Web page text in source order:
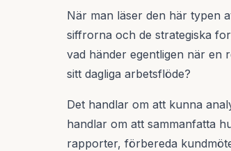
När man läser den här typen
siffrorna och de strategiska
vad händer egentligen när en
sitt dagliga arbetsflöde?
Det handlar om att kunna
handlar om att sammanfatta
rapporter, förbereda